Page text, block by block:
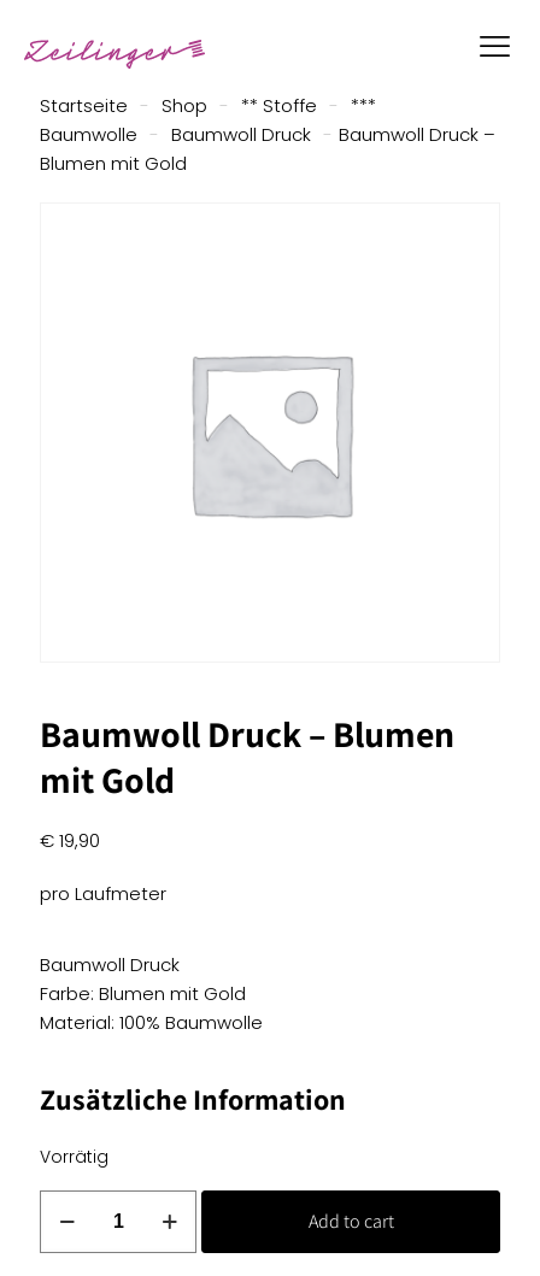
Startseite - Shop - ** Stoffe -
***
Baumwolle - Baumwoll Druck - Baumwoll Druck –
Blumen mit Gold
Baumwoll Druck – Blumen
mit Gold
€19,90
pro Laufmeter
Baumwoll Druck
Farbe: Blumen mit Gold
Material: 100% Baumwolle
Zusätzliche Information
Vorrätig
-
Add to cart